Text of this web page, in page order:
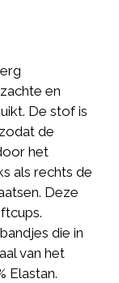
en
De stof is
de
het
als rechts de
Deze
die in
van het
Elastan.